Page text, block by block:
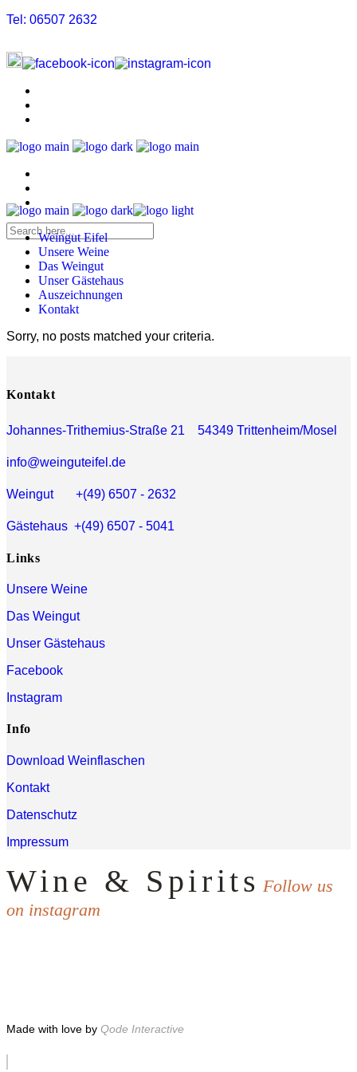
Tel: 06507 2632
Kontakt
Weingut Eifel
Unsere Weine
Das Weingut
Unser Gästehaus
Auszeichnungen
Kontakt
Sorry, no posts matched your criteria.
Kontakt
Johannes-Trithemius-Straße 21 54349 Trittenheim/Mosel
info@weinguteifel.de
Weingut +(49) 6507 - 2632
Gästehaus +(49) 6507 - 5041
Links
Unsere Weine
Das Weingut
Unser Gästehaus
Facebook
Instagram
Info
Download Weinflaschen
Kontakt
Datenschutz
Impressum
Wine & Spirits Follow us
on instagram
Made with love by Qode Interactive